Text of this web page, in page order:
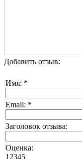
Добавить отзыв:
Имя: *
Email: *
Заголовок отзыва:
Оценка:
1 2345